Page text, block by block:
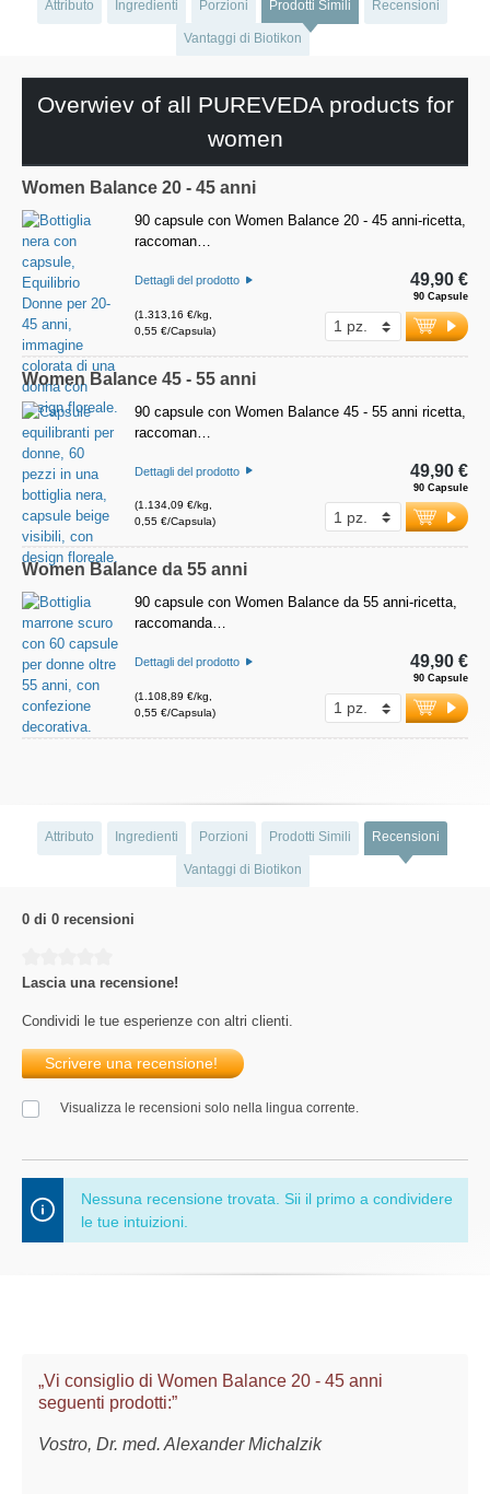
Attributo Ingredienti Porzioni Prodotti Simili Recensioni
Vantaggi di Biotikon
Overwiev of all PUREVEDA products for
women
Women Balance 20 - 45 anni
90 capsule con Women Balance 20 - 45 anni-ricetta,
raccoman…
Dettagli del prodotto
(1.313,16 €/kg,
0,55 €/Capsula)
90 Capsule
49,90 €
Women Balance 45 - 55 anni
90 capsule con Women Balance 45 - 55 anni ricetta,
raccoman…
Dettagli del prodotto
(1.134,09 €/kg,
0,55 €/Capsula)
90 Capsule
49,90 €
Women Balance da 55 anni
90 capsule con Women Balance da 55 anni-ricetta,
raccomanda…
Dettagli del prodotto
(1.108,89 €/kg,
0,55 €/Capsula)
90 Capsule
49,90 €
Attributo Ingredienti Porzioni Prodotti Simili Recensioni
Vantaggi di Biotikon
0 di 0 recensioni
Lascia una recensione!
Condividi le tue esperienze con altri clienti.
Scrivere una recensione!
Visualizza le recensioni solo nella lingua corrente.
Nessuna recensione trovata. Sii il primo a condividere
le tue intuizioni.
„Vi consiglio di Women Balance 20 - 45 anni
seguenti prodotti:”
Vostro, Dr. med. Alexander Michalzik